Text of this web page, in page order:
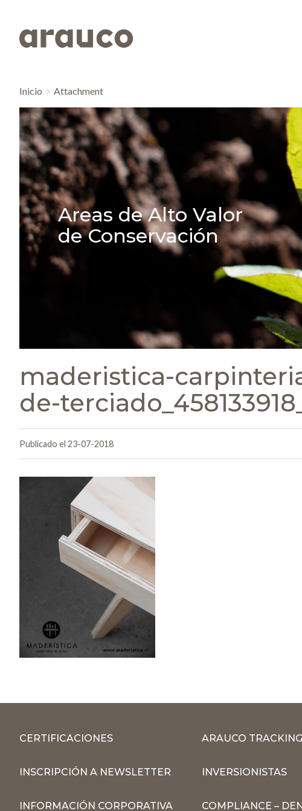
Inicio Attachment
Areas de Alto Valor
de Conservación
maderistica-
de-
Publicado el 23-07-2018
CERTIFICACIONES ARAUCO
INSCRIPCIÓN A NEWSLETTER INVERSIONISTAS
INFORMACIÓN CORPORATIVA COMPLIANCE –